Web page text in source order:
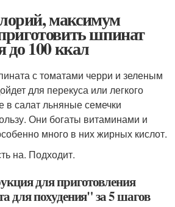
максимум
шпинат
до 100 ккал
с томатами черри и зеленым
для перекуса или легкого
салат льняные семечки
Они богаты витаминами и
много в них жирных кислот.
на. Подходит.
для приготовления
для похудения" за 5 шагов